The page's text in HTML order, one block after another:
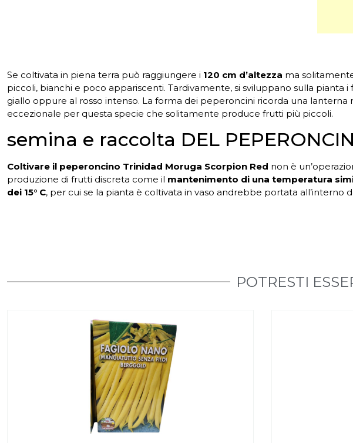
Se coltivata in piena terra può raggiungere i 120 cm d’altezza ma
piccoli, bianchi e poco appariscenti. Tardivamente, si sviluppano sulla
giallo oppure al rosso intenso. La forma dei peperoncini ricorda una
eccezionale per questa specie che solitamente produce frutti più piccoli.
semina e raccolta DEL
Coltivare il peperoncino Trinidad Moruga Scorpion Red non è
produzione di frutti discreta come il mantenimento di una temperatura
dei 15° C, per cui se la pianta è coltivata in vaso andrebbe portata
POTRESTI